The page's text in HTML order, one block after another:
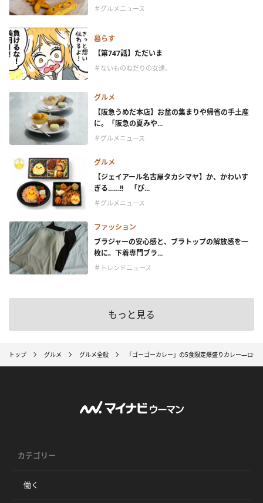
＃グルメニュース
暮らす
【第747話】ただいま
＃ないものねだりの女達。
グルメ
【阪急うめだ本店】お盆の集まりや帰省の手土産
に。「阪急の夏みや...
＃グルメニュース
グルメ
【ジェイアール名古屋タカシマヤ】か、かわいす
ぎる……!! 「ぴ...
＃グルメニュース
ファッション
ブラジャーの安心感と、ブラトップの解放感を一
枚に。下着専門ブラ...
＃トレンドニュース
もっと見る
トップ グルメ グルメ全般 「ゴーゴーカレー」の5食限定爆盛りカレー―ロ
カテゴリー
働く